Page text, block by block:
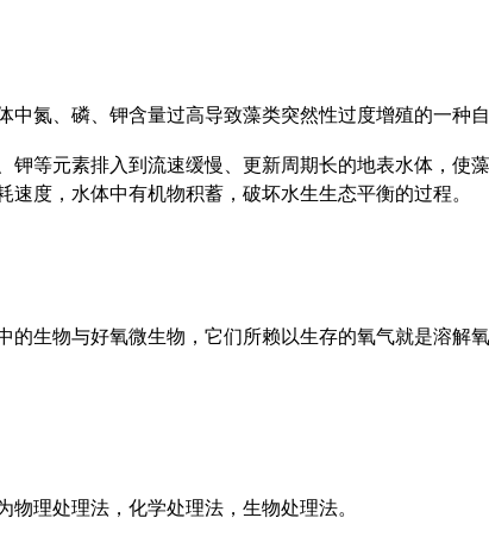
中氮、磷、钾含量过高导致藻类突然性过度增殖的一种自
钾等元素排入到流速缓慢、更新周期长的地表水体，使
度，水体中有机物积蓄，破坏水生生态平衡的过程。
的生物与好氧微生物，它们所赖以生存的氧气就是溶解
理处理法，化学处理法，生物处理法。